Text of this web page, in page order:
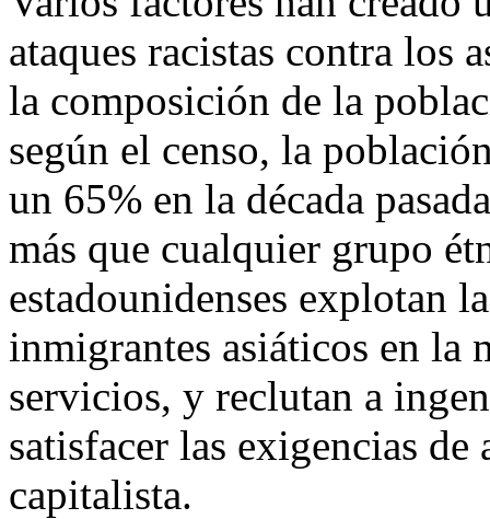
ataques racistas contra los
la composición de la
según el censo, la
un 65% en la década
más que cualquier grupo
estadounidenses explotan
inmigrantes asiáticos en la
servicios, y reclutan a
satisfacer las exigencias
capitalista.